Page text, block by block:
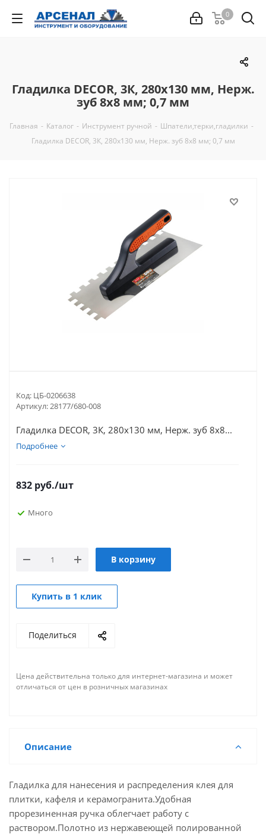
0
Гладилка DЕCOR, 3К, 280х130 мм, Нерж.
зуб 8х8 мм; 0,7 мм
Главная - Каталог - Инструмент ручной - Шпатели,терки,гладилки -
Гладилка DЕCOR, 3К, 280х130 мм, Нерж. зуб 8х8 мм; 0,7 мм
Код: ЦБ-0206638
Артикул:28177/680-008
Гладилка DЕCOR, 3К, 280х130 мм, Нерж. зуб 8х8...
Подробнее
832 руб./шт
Много
В корзину
Купить в 1 клик
Поделиться
Цена действительна только для интернет-магазина и может
отличаться от цен в розничных магазинах
Описание
Гладилка для нанесения и распределения клея для
плитки, кафеля и керамогранита.Удобная
прорезиненная ручка облегчает работу с
раствором.Полотно из нержавеющей полированной